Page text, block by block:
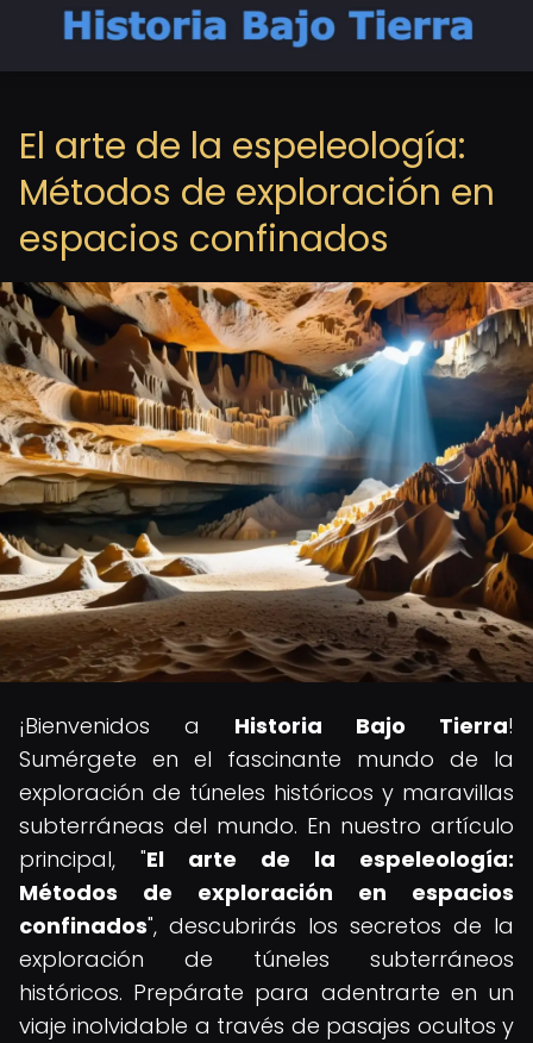
El arte de la espeleología:
Métodos de exploración en
espacios confinados
¡Bienvenidos a Historia Bajo Tierra!
Sumérgete en el fascinante mundo de la
exploración de túneles históricos y maravillas
subterráneas del mundo. En nuestro artículo
principal, "El arte de la espeleología:
Métodos de exploración en espacios
confinados", descubrirás los secretos de la
exploración de túneles subterráneos
históricos. Prepárate para adentrarte en un
viaje inolvidable a través de pasajes ocultos y